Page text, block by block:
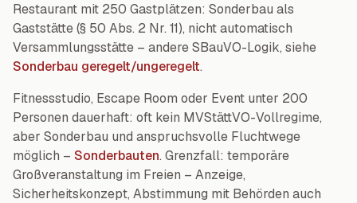
Restaurant mit 250 Gastplätzen: Sonderbau als
Gaststätte (§ 50 Abs. 2 Nr. 11), nicht automatisch
Versammlungsstätte – andere SBauVO-Logik, siehe
Sonderbau geregelt/ungeregelt.
Fitnessstudio, Escape Room oder Event unter 200
Personen dauerhaft: oft kein MVStättVO-Vollregime,
aber Sonderbau und anspruchsvolle Fluchtwege
möglich – Sonderbauten. Grenzfall: temporäre
Großveranstaltung im Freien – Anzeige,
Sicherheitskonzept, Abstimmung mit Behörden auch